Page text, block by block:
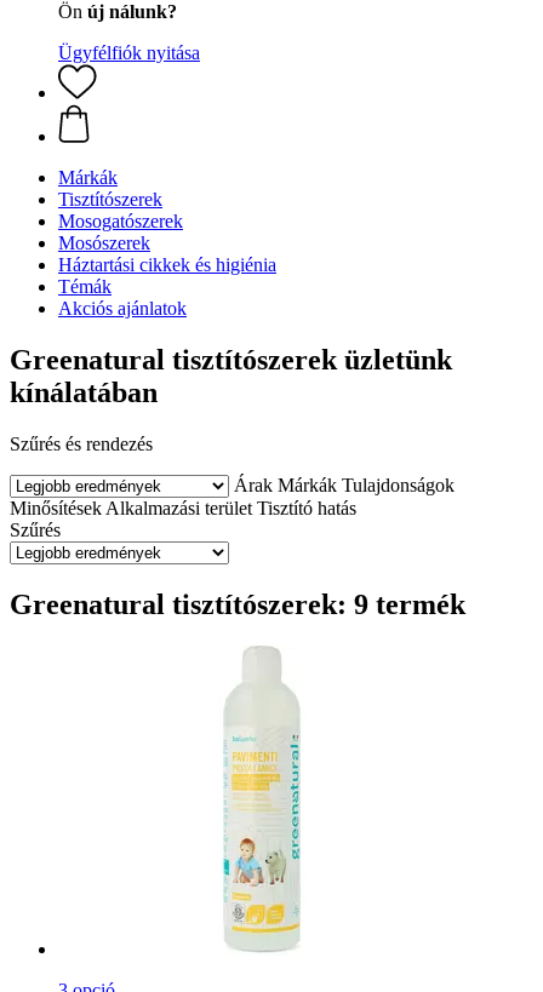
Ön új nálunk?
Ügyfélfiók nyitása
Márkák
Tisztítószerek
Mosogatószerek
Mosószerek
Háztartási cikkek és higiénia
Témák
Akciós ajánlatok
Greenatural tisztítószerek üzletünk
kínálatában
Szűrés és rendezés
Árak Márkák Tulajdonságok
Minősítések Alkalmazási terület Tisztító hatás
Szűrés
Greenatural tisztítószerek: 9 termék